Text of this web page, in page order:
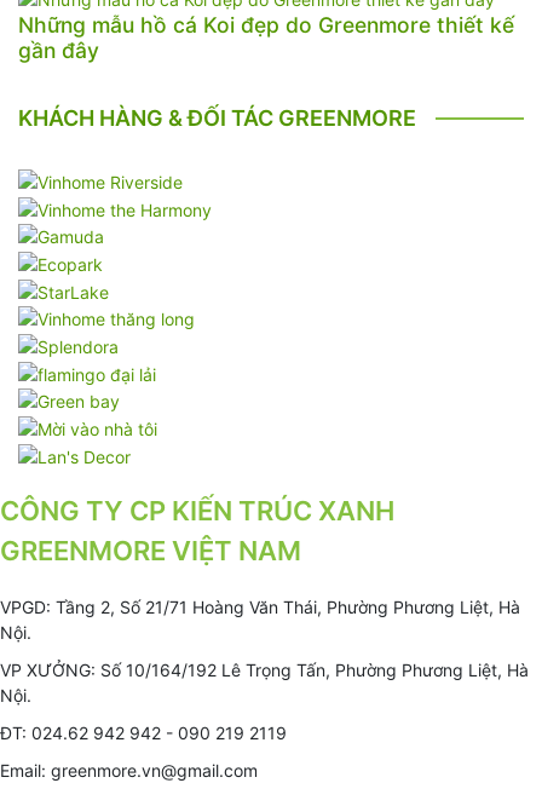
Những mẫu hồ cá Koi đẹp do Greenmore thiết kế
gần đây
KHÁCH HÀNG & ĐỐI TÁC GREENMORE
CÔNG TY CP KIẾN TRÚC XANH
GREENMORE VIỆT NAM
VPGD: Tầng 2, Số 21/71 Hoàng Văn Thái, Phường Phương Liệt, Hà
Nội.
VP XƯỞNG: Số 10/164/192 Lê Trọng Tấn, Phường Phương Liệt, Hà
Nội.
ĐT: 024.62 942 942 - 090 219 2119
Email: greenmore.vn@gmail.com